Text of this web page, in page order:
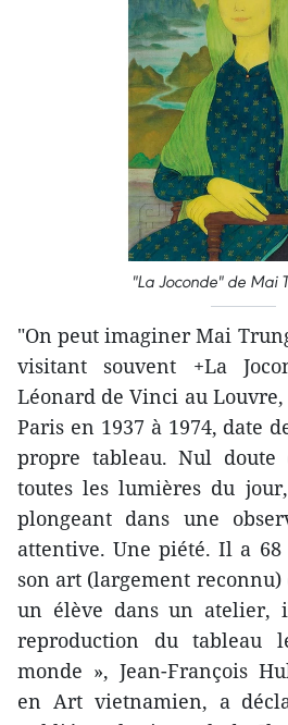
"La Joconde" de Mai
"On peut imaginer Mai
visitant souvent +La
Léonard de Vinci au
Paris en 1937 à 1974, date
propre tableau. Nul doute
toutes les lumières du
plongeant dans une
attentive. Une piété. Il a 68
son art (largement
un élève dans un atelier,
reproduction du tableau
monde », Jean-François
en Art vietnamien, a